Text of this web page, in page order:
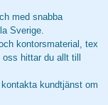
med snabba
Sverige.
kontorsmaterial, tex
hittar du allt till
kundtjänst om